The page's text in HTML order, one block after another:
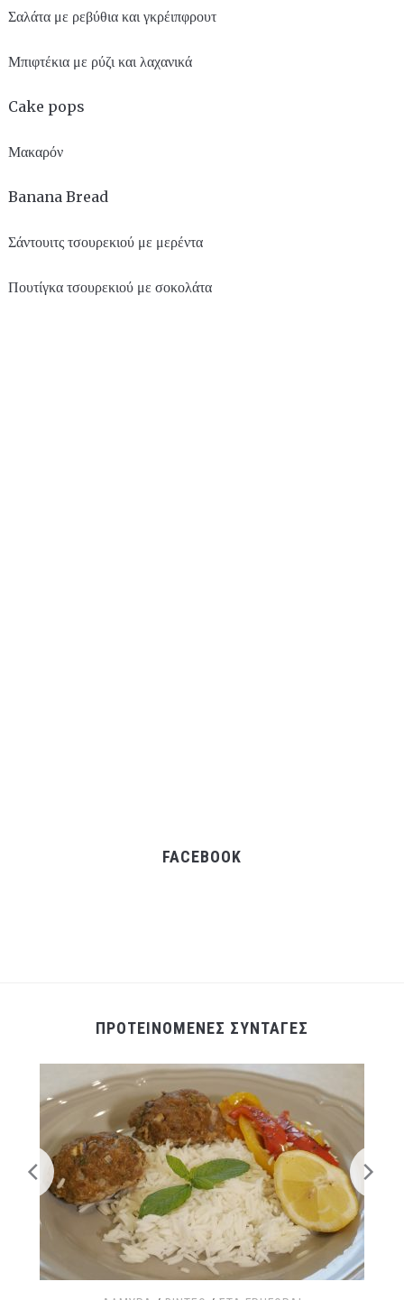
Σαλάτα με ρεβύθια και γκρέιπφρουτ
Μπιφτέκια με ρύζι και λαχανικά
Cake pops
Μακαρόν
Banana Bread
Σάντουιτς τσουρεκιού με μερέντα
Πουτίγκα τσουρεκιού με σοκολάτα
FACEBOOK
ΠΡΟΤΕΙΝΟΜΕΝΕΣ ΣΥΝΤΑΓΕΣ